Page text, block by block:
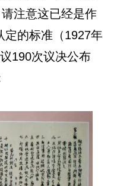
注意这已经是作
定的标准（1927年
190次议决公布